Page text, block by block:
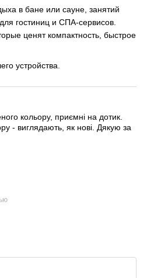
в бане или сауне, занятий
гостиниц и СПА-сервисов.
ценят компактность, быстрое
устройства.
кольору, приємні на дотик.
- виглядають, як нові. Дякую за